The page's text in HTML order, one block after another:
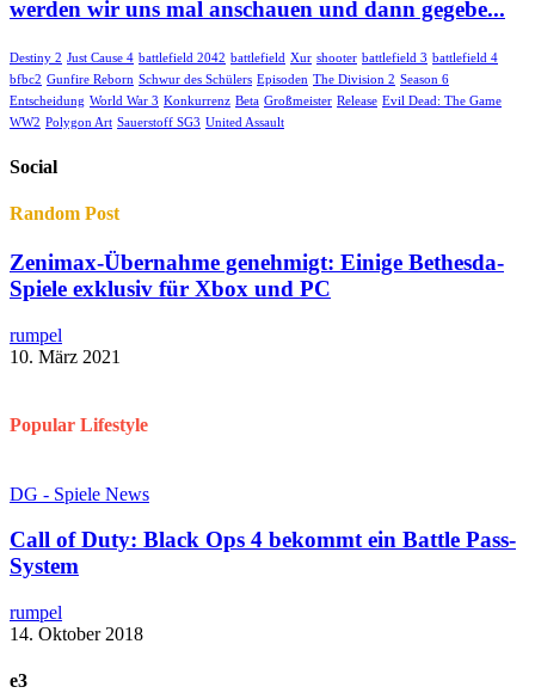
werden wir uns mal anschauen und dann gegebe...
Destiny 2 Just Cause 4 battlefield 2042 battlefield Xur shooter battlefield 3 battlefield 4
bfbc2 Gunfire Reborn Schwur des Schülers Episoden The Division 2 Season 6
Entscheidung World War 3 Konkurrenz Beta Großmeister Release Evil Dead: The Game
WW2 Polygon Art Sauerstoff SG3 United Assault
Social
Random Post
Zenimax-Übernahme genehmigt: Einige Bethesda-
Spiele exklusiv für Xbox und PC
rumpel
10. März 2021
Popular Lifestyle
DG - Spiele News
Call of Duty: Black Ops 4 bekommt ein Battle Pass-
System
rumpel
14. Oktober 2018
e3